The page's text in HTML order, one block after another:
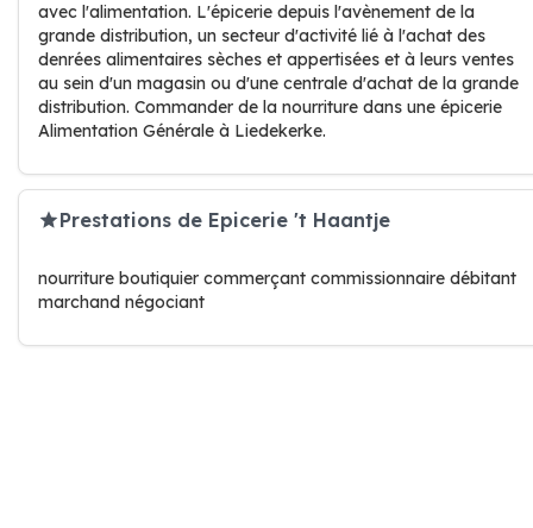
avec l'alimentation. L'épicerie depuis l'avènement de la
grande distribution, un secteur d'activité lié à l'achat des
denrées alimentaires sèches et appertisées et à leurs ventes
au sein d'un magasin ou d'une centrale d'achat de la grande
distribution. Commander de la nourriture dans une épicerie
Alimentation Générale à Liedekerke.
Prestations de Epicerie 't Haantje
nourriture boutiquier commerçant commissionnaire débitant
marchand négociant